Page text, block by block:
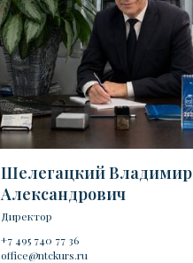
Шелегацкий Владимир
Александрович
Директор
+7 495 740 77 36
office@ntckurs.ru